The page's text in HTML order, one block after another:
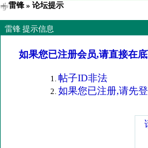
雷锋 » 论坛提示
雷锋 提示信息
如果您已注册会员,请直接在
帖子ID非法
如果您已注册,请先